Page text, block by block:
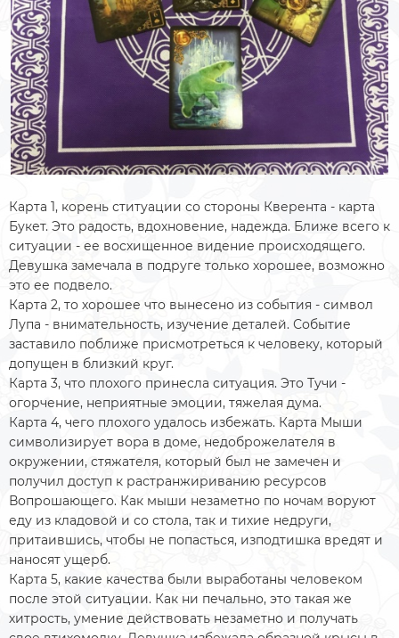
Карта 1, корень ституации со стороны Кверента - карта
Букет. Это радость, вдохновение, надежда. Ближе всего к
ситуации - ее восхищенное видение происходящего.
Девушка замечала в подруге только хорошее, возможно
это ее подвело.
Карта 2, то хорошее что вынесено из события - символ
Лупа - внимательность, изучение деталей. Событие
заставило поближе присмотреться к человеку, который
допущен в близкий круг.
Карта 3, что плохого принесла ситуация. Это Тучи -
огорчение, неприятные эмоции, тяжелая дума.
Карта 4, чего плохого удалось избежать. Карта Мыши
символизирует вора в доме, недоброжелателя в
окружении, стяжателя, который был не замечен и
получил доступ к растранжириванию ресурсов
Вопрошающего. Как мыши незаметно по ночам воруют
еду из кладовой и со стола, так и тихие недруги,
притаившись, чтобы не попасться, изподтишка вредят и
наносят ущерб.
Карта 5, какие качества были выработаны человеком
после этой ситуации. Как ни печально, это такая же
хитрость, умение действовать незаметно и получать